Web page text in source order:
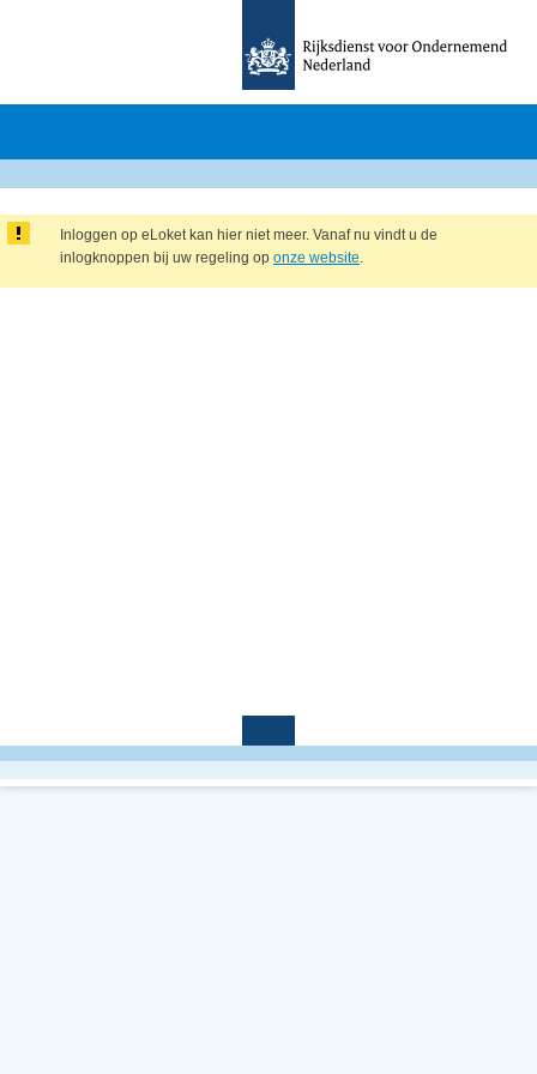
Inloggen op eLoket kan hier niet meer. Vanaf nu vindt u de
inlogknoppen bij uw regeling op onze website.